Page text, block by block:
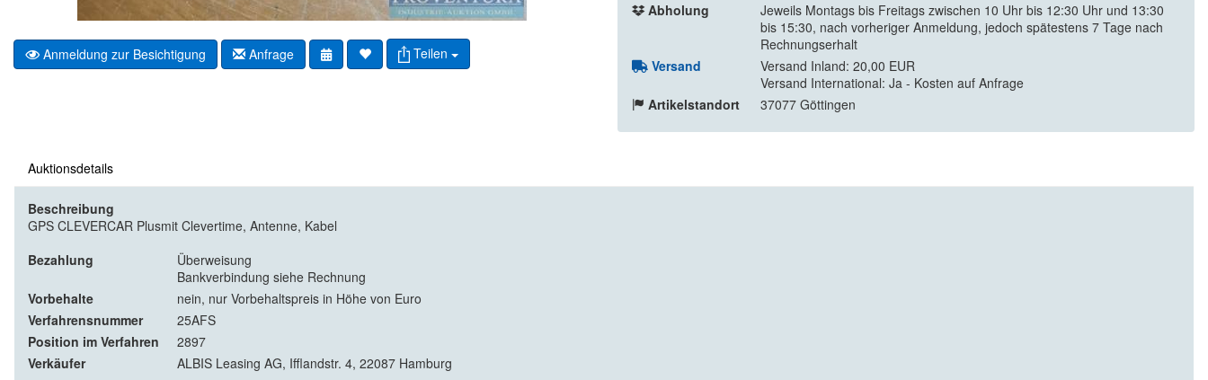
Anmeldung zur Besichtigung Anfrage Teilen
Abholung
Jeweils Montags bis Freitags zwischen 10 Uhr bis 12:30 Uhr und 13:30
bis 15:30, nach vorheriger Anmeldung, jedoch spätestens 7 Tage nach
Rechnungserhalt
Versand
Versand Inland: 20,00 EUR
Versand International: Ja - Kosten auf Anfrage
Artikelstandort
37077 Göttingen
Auktionsdetails
Beschreibung
GPS CLEVERCAR Plusmit Clevertime, Antenne, Kabel
Bezahlung
Überweisung
Bankverbindung siehe Rechnung
Vorbehalte
nein, nur Vorbehaltspreis in Höhe von Euro
Verfahrensnummer
25AFS
Position im Verfahren
2897
Verkäufer
ALBIS Leasing AG, Ifflandstr. 4, 22087 Hamburg